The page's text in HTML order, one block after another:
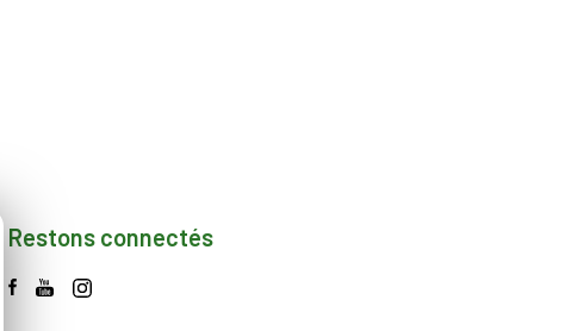
Restons connectés